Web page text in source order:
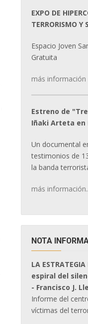
EXPO DE
TERRORISMO Y
Espacio Joven
Gratuita
más información
Estreno de
Iñaki Arteta en
Un documental
testimonios de
la banda
más
NOTA
LA
espiral del
- Francisco J.
Informe del
víctimas del